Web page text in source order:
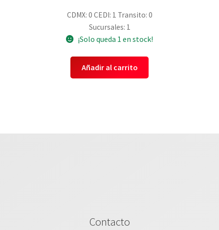
CDMX: 0 CEDI: 1 Transito: 0
Sucursales: 1
¡Solo queda 1 en stock!
Añadir al carrito
Contacto